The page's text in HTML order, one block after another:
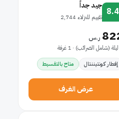
8.4
جيد جداً
تقييم للنزلاء 2,744
ر.س
إفطار كونتيننتال
متاح بالتقسيط
عرض الغرف